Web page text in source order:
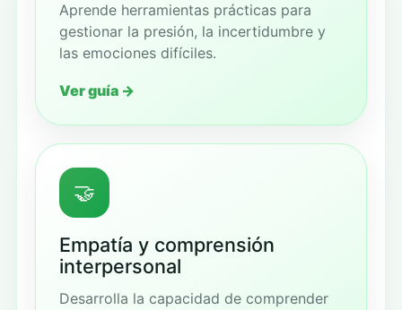
Aprende herramientas prácticas para
gestionar la presión, la incertidumbre y
las emociones difíciles.
Ver guía →
🤝
Empatía y comprensión
interpersonal
Desarrolla la capacidad de comprender